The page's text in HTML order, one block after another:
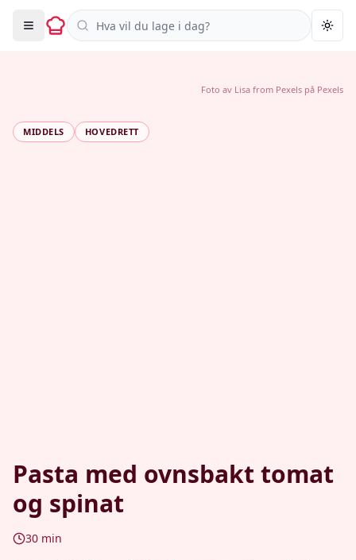
Søk i oppskrifter
MIDDELS HOVEDRETT
Pasta med ovnsbakt tomat
og spinat
30 min
Foto av Lisa from Pexels på Pexels